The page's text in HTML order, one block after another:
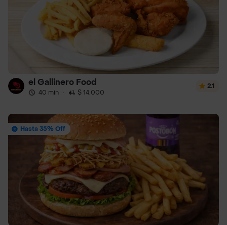
el Gallinero Food
40 min · $ 14.000
2.1
Hasta 35% Off